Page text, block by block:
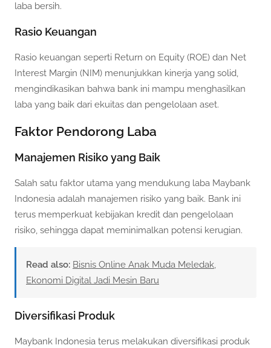
laba bersih.
Rasio Keuangan
Rasio keuangan seperti Return on Equity (ROE) dan Net
Interest Margin (NIM) menunjukkan kinerja yang solid,
mengindikasikan bahwa bank ini mampu menghasilkan
laba yang baik dari ekuitas dan pengelolaan aset.
Faktor Pendorong Laba
Manajemen Risiko yang Baik
Salah satu faktor utama yang mendukung laba Maybank
Indonesia adalah manajemen risiko yang baik. Bank ini
terus memperkuat kebijakan kredit dan pengelolaan
risiko, sehingga dapat meminimalkan potensi kerugian.
Read also: Bisnis Online Anak Muda Meledak,
Ekonomi Digital Jadi Mesin Baru
Diversifikasi Produk
Maybank Indonesia terus melakukan diversifikasi produk